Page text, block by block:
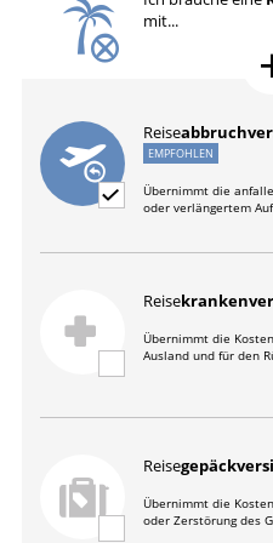
mit...
Reise
EMPFOHLEN
Übernimmt die
oder verlängertem
Reise
Übernimmt die
Ausland und für den
Reise
Übernimmt die
oder Zerstörung des